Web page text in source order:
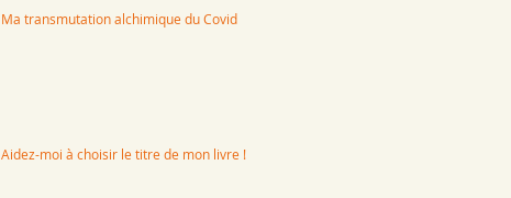
Ma transmutation alchimique du Covid
Aidez-moi à choisir le titre de mon livre !